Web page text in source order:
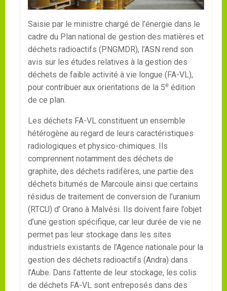
Saisie par le ministre chargé de l’énergie dans le
cadre du Plan national de gestion des matières et
déchets radioactifs (PNGMDR), l’ASN rend son
avis sur les études relatives à la gestion des
déchets de faible activité à vie longue (FA-VL),
pour contribuer aux orientations de la 5e édition
de ce plan.
Les déchets FA-VL constituent un ensemble
hétérogène au regard de leurs caractéristiques
radiologiques et physico-chimiques. Ils
comprennent notamment des déchets de
graphite, des déchets radifères, une partie des
déchets bitumés de Marcoule ainsi que certains
résidus de traitement de conversion de l’uranium
(RTCU) d’ Orano à Malvési. Ils doivent faire l’objet
d’une gestion spécifique, car leur durée de vie ne
permet pas leur stockage dans les sites
industriels existants de l’Agence nationale pour la
gestion des déchets radioactifs (Andra) dans
l’Aube. Dans l’attente de leur stockage, les colis
de déchets FA-VL sont entreposés dans des